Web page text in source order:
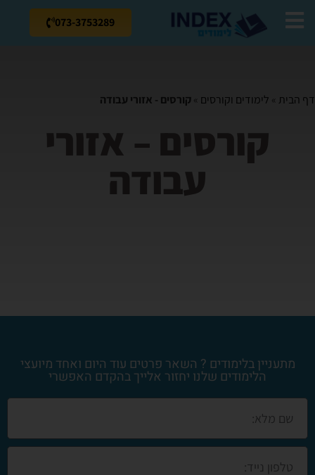
073-3753289
דף הבית » לימודים וקורסים »קורסים - אזורי עבודה
קורסים – אזורי
עבודה
מתעניין בלימודים ? השאר פרטים עוד היום ואחד מיועצי
הלימודים שלנו יחזור אלייך בהקדם האפשרי